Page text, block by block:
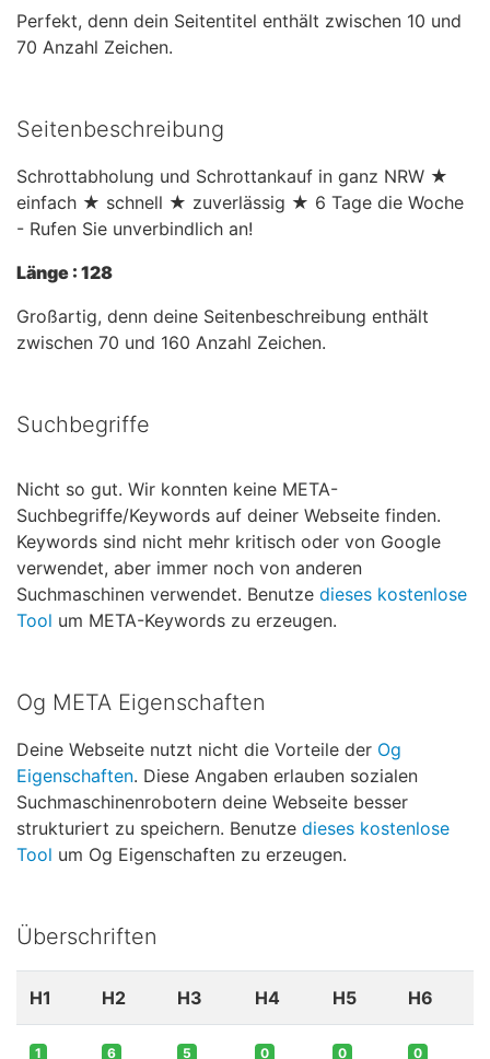
Perfekt, denn dein Seitentitel enthält zwischen 10 und
70 Anzahl Zeichen.
Seitenbeschreibung
Schrottabholung und Schrottankauf in ganz NRW ★
einfach ★ schnell ★ zuverlässig ★ 6 Tage die Woche
- Rufen Sie unverbindlich an!
Länge : 128
Großartig, denn deine Seitenbeschreibung enthält
zwischen 70 und 160 Anzahl Zeichen.
Suchbegriffe
Nicht so gut. Wir konnten keine META-
Suchbegriffe/Keywords auf deiner Webseite finden.
Keywords sind nicht mehr kritisch oder von Google
verwendet, aber immer noch von anderen
Suchmaschinen verwendet. Benutze dieses kostenlose
Tool um META-Keywords zu erzeugen.
Og META Eigenschaften
Deine Webseite nutzt nicht die Vorteile der Og
Eigenschaften. Diese Angaben erlauben sozialen
Suchmaschinenrobotern deine Webseite besser
strukturiert zu speichern. Benutze dieses kostenlose
Tool um Og Eigenschaften zu erzeugen.
Überschriften
H1 H2 H3 H4 H5 H6
1 6 5 0 0 0